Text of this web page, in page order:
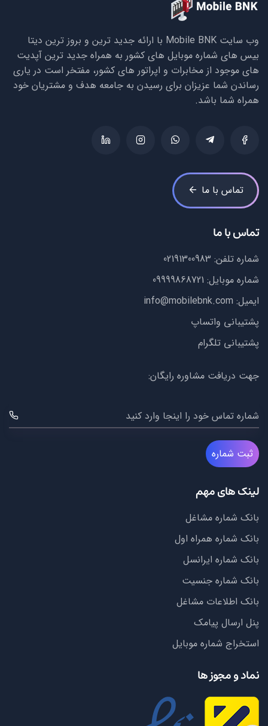
وب سایت Mobile BNK با ارائه جدید ترین و بروز ترین دیتا
بیس های شماره موبایل های کشور به همراه جدید ترین آپدیت
های موجود از مخابرات و اپراتور های کشور، مفتخر است در یاری
رساندن شما عزیزان برای رسیدن به جامعه هدف و مشتریان خود
همراه شما باشد.
تماس با ما
تماس با ما
شماره تلفن: 02191300983
شماره موبایل: 09999868721
ایمیل: info@mobilebnk.com
پشتیبانی واتساپ
پشتیبانی تلگرام
جهت دریافت مشاوره رایگان:
شماره تماس خود را اینجا وارد کنید
ثبت شماره
لینک های مهم
بانک شماره مشاغل
بانک شماره همراه اول
بانک شماره ایرانسل
بانک شماره جنسیت
بانک اطلاعات مشاغل
پنل ارسال پیامک
استخراج شماره موبایل
نماد و مجوز ها